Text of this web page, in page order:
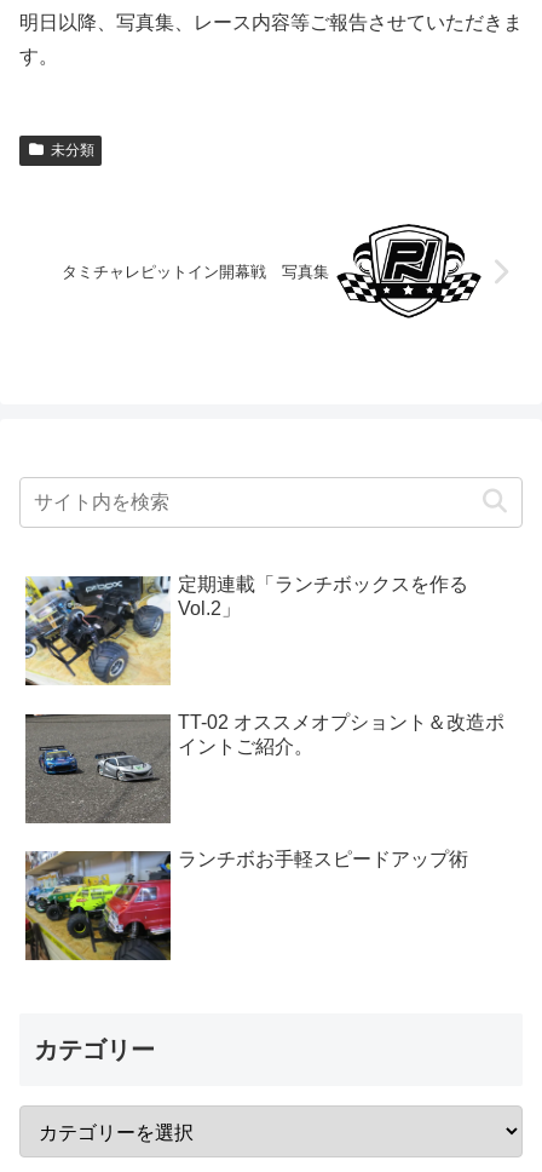
明日以降、写真集、レース内容等ご報告させていただきま
す。
未分類
タミチャレピットイン開幕戦 写真集
定期連載「ランチボックスを作る
Vol.2」
TT-02 オススメオプショント＆改造ポ
イントご紹介。
ランチボお手軽スピードアップ術
カテゴリー